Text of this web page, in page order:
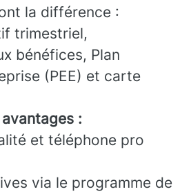
la différence :
trimestriel,
bénéfices, Plan
(PEE) et carte
:
et téléphone pro
via le programme de